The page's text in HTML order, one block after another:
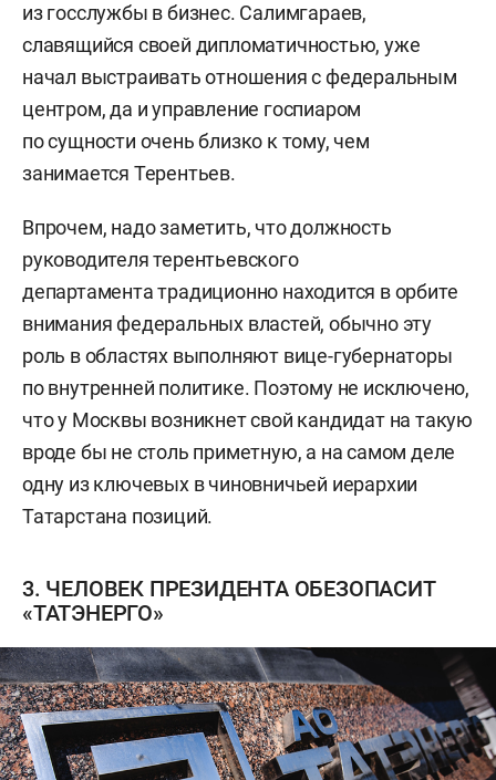
из госслужбы в бизнес. Салимгараев,
славящийся своей дипломатичностью, уже
начал выстраивать отношения с федеральным
центром, да и управление госпиаром
по сущности очень близко к тому, чем
занимается Терентьев.
Впрочем, надо заметить, что должность
руководителя терентьевского
департамента традиционно находится в орбите
внимания федеральных властей, обычно эту
роль в областях выполняют вице-губернаторы
по внутренней политике. Поэтому не исключено,
что у Москвы возникнет свой кандидат на такую
вроде бы не столь приметную, а на самом деле
одну из ключевых в чиновничьей иерархии
Татарстана позиций.
3. ЧЕЛОВЕК ПРЕЗИДЕНТА ОБЕЗОПАСИТ
«ТАТЭНЕРГО»